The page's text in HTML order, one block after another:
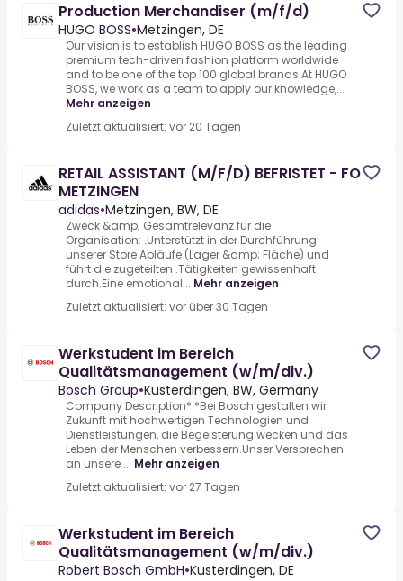
Production Merchandiser (m/f/d)
HUGO BOSS•Metzingen, DE
Our vision is to establish HUGO BOSS as the leading
premium tech-driven fashion platform worldwide
and to be one of the top 100 global brands.At HUGO
BOSS, we work as a team to apply our knowledge,...
Mehr anzeigen
Zuletzt aktualisiert: vor 20 Tagen
RETAIL ASSISTANT (M/F/D) BEFRISTET - FO
METZINGEN
adidas•Metzingen, BW, DE
Zweck &amp; Gesamtrelevanz für die
Organisation: .Unterstützt in der Durchführung
unserer Store Abläufe (Lager &amp; Fläche) und
führt die zugeteilten .Tätigkeiten gewissenhaft
durch.Eine emotional... Mehr anzeigen
Zuletzt aktualisiert: vor über 30 Tagen
Werkstudent im Bereich
Qualitätsmanagement (w/m/div.)
Bosch Group•Kusterdingen, BW, Germany
Company Description* *Bei Bosch gestalten wir
Zukunft mit hochwertigen Technologien und
Dienstleistungen, die Begeisterung wecken und das
Leben der Menschen verbessern.Unser Versprechen
an unsere ... Mehr anzeigen
Zuletzt aktualisiert: vor 27 Tagen
Werkstudent im Bereich
Qualitätsmanagement (w/m/div.)
Robert Bosch GmbH•Kusterdingen, DE